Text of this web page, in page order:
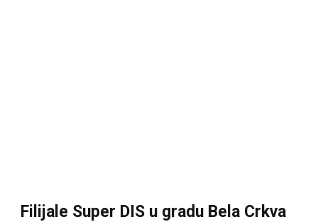
Filijale Super DIS u gradu Bela Crkva